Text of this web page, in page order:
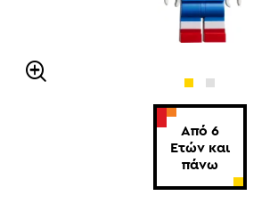
Από 6
Ετών και
πάνω